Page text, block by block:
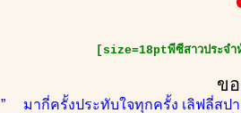
[size=18ptพีซีสาวประจำ
ข
” มากี่ครั้งประทับใจทุกครั้ง เลิฟลี่สป